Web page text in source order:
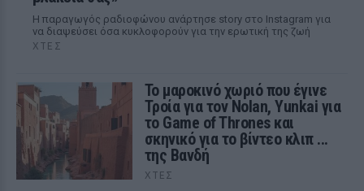
Η παραγωγός ραδιοφώνου ανάρτησε story στο Instagram για
να διαψεύσει όσα κυκλοφορούν για την ερωτική της ζωή
ΧΤΕΣ
Το μαροκινό χωριό που έγινε
Τροία για τον Nolan, Yunkai για
το Game of Thrones και
σκηνικό για το βίντεο κλιπ ...
της Βανδή
ΧΤΕΣ